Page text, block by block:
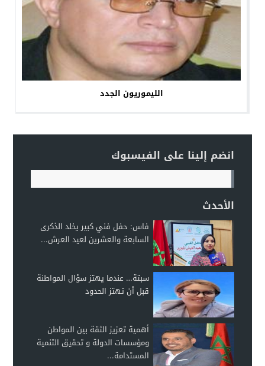
الليموريون الجدد
انضم إلينا على الفيسبوك
الأحدث
فاس: حفل فني كبير يخلد الذكرى
السابعة والعشرين لعيد العرش...
سبتة… عندما يهتز سؤال المواطنة
قبل أن تهتز الحدود
أهمية تعزيز الثقة بين المواطن
ومؤسسات الدولة و تحقيق التنمية
المستدامة...